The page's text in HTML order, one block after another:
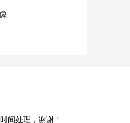
间处理，谢谢！